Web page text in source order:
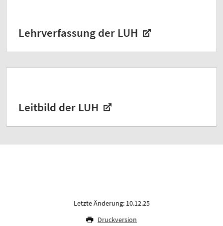
Lehrverfassung der LUH
Leitbild der LUH
Letzte Änderung: 10.12.25
Druckversion